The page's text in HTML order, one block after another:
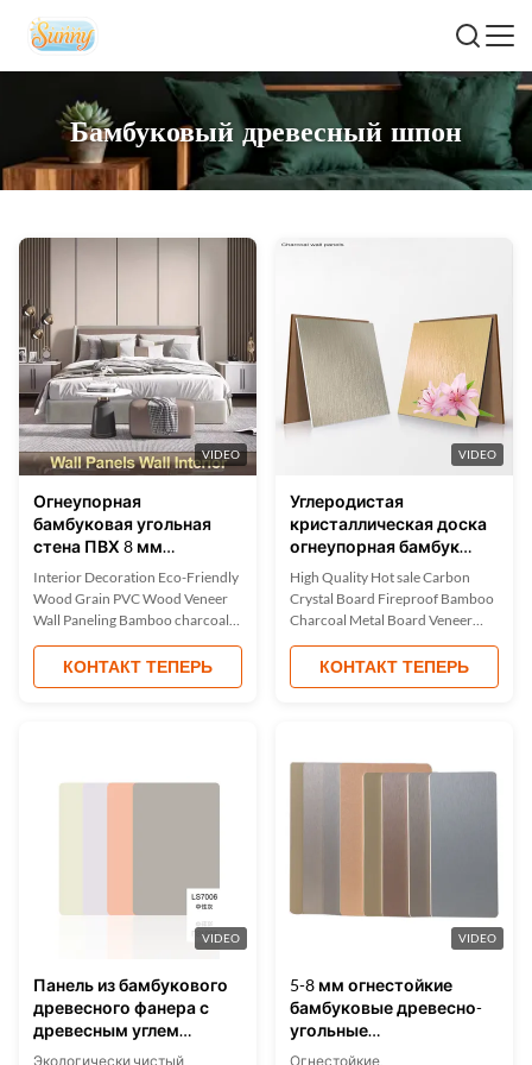
Бамбуковый древесный шпон
VIDEO
Огнеупорная
бамбуковая угольная
стена ПВХ 8 мм
Карбоновая
кристаллическая стена
Interior Decoration Eco-Friendly
Wood Grain PVC Wood Veneer
Wall Paneling Bamboo charcoal
fiber wood finish is a wall home
decorating material. Wood
veneer is made from bamboo
КОНТАКТ ТЕПЕРЬ
VIDEO
Углеродистая
кристаллическая доска
огнеупорная бамбук
древесный уголь
металлическая доска
фанера
High Quality Hot sale Carbon
Crystal Board Fireproof Bamboo
Charcoal Metal Board Veneer​
Waterproof decorative metal
panels made from bamboo
charcoal are a combination of
crafted with attention to detail
КОНТАКТ ТЕПЕРЬ
VIDEO
Панель из бамбукового
древесного фанера с
древесным углем
шириной 1,22 м
Экологически чистый
VIDEO
5-8 мм огнестойкие
бамбуковые древесно-
угольные
водонепроницаемые
Огнестойкие,